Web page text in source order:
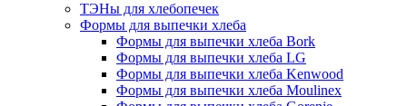
ТЭНы для хлебопечек
Формы для выпечки хлеба
Формы для выпечки хлеба Bork
Формы для выпечки хлеба LG
Формы для выпечки хлеба Kenwood
Формы для выпечки хлеба Moulinex